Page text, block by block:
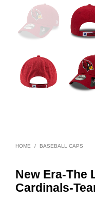
HOME / BASEBALL CAPS
New Era-The
Cardinals-